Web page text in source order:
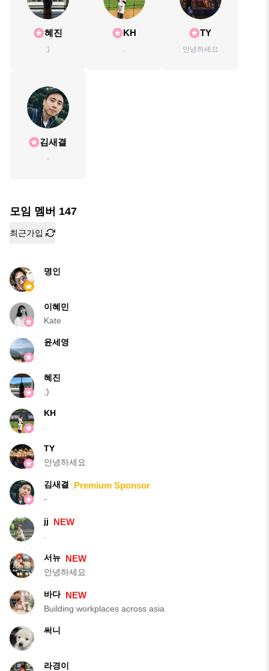
혜진
;)
KH TY
안녕하세요
김새결
-
모임 멤버 147
최근가입
명인
이혜민
Kate
윤세영
혜진
;)
KH
TY
안녕하세요
김새결 Premium Sponsor
-
jj NEW
서뉴 NEW
안녕하세요
바다 NEW
Building workplaces across asia
써니
라경이